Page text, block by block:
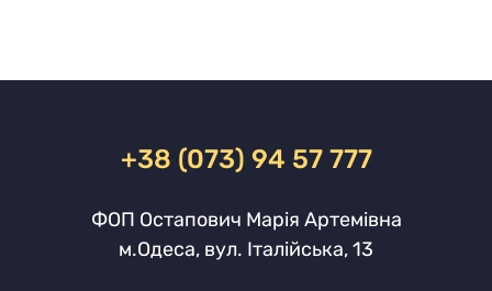
+38 (073) 94 57 777
ФОП Остапович Марія Артемівна
м.Одеса, вул. Італійська, 13